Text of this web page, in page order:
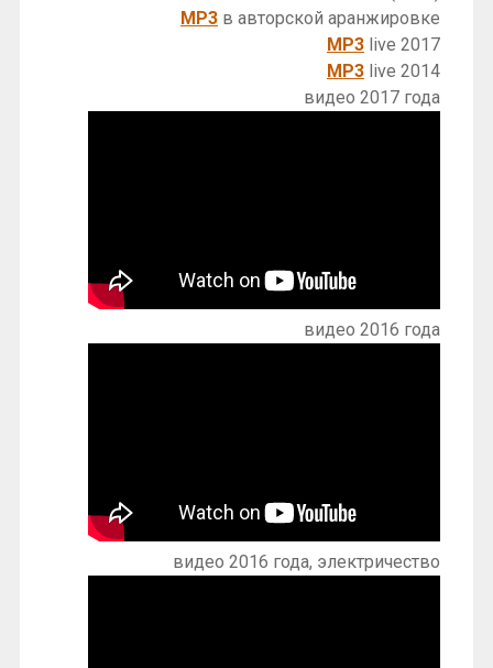
MP3 в авторской аранжировке
MP3 live 2017
MP3 live 2014
видео 2017 года
видео 2016 года
видео 2016 года, электричество